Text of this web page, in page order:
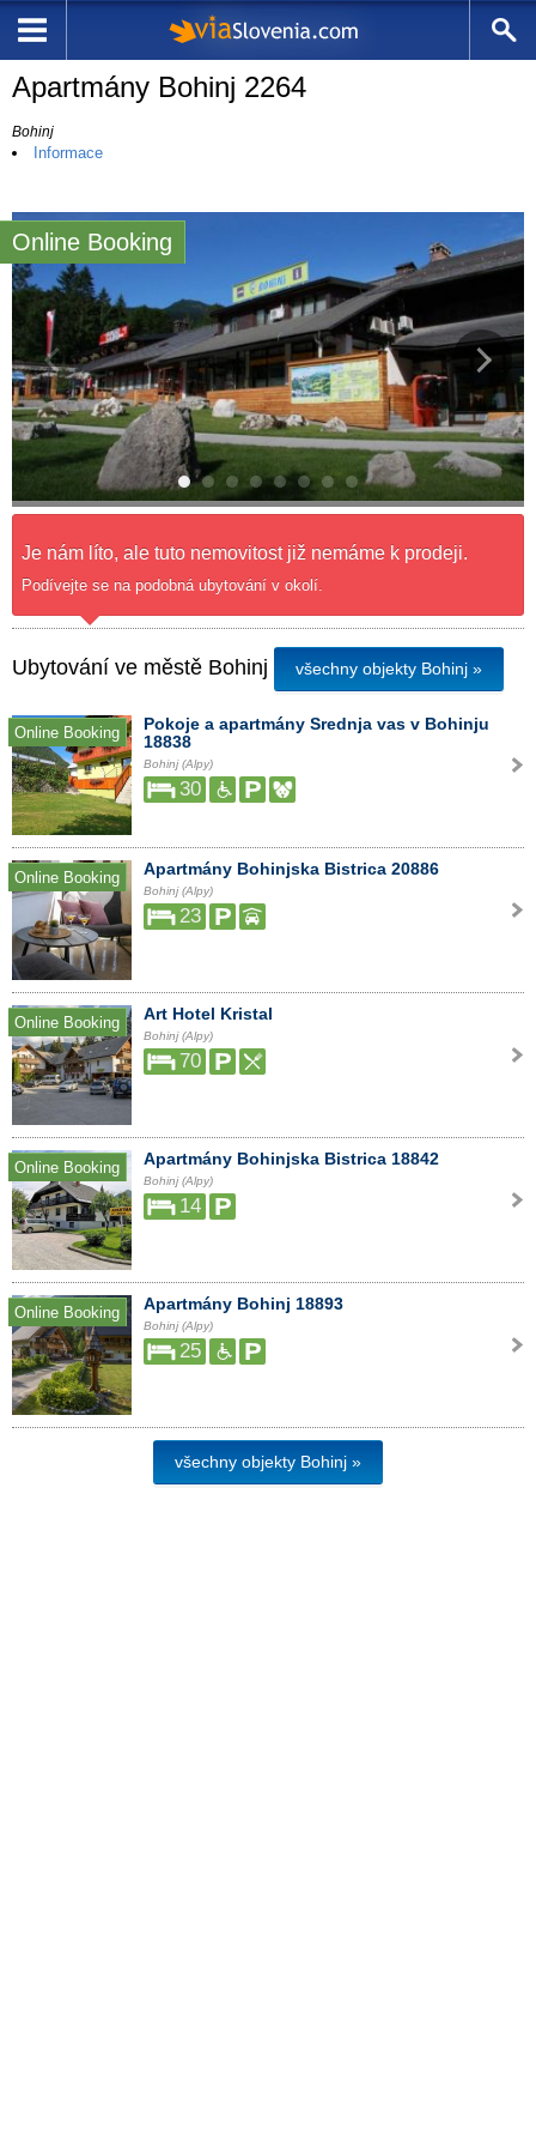
Apartmány Bohinj 2264
Bohinj
Informace
Online Booking
Je nám líto, ale tuto nemovitost již nemáme k prodeji.
Podívejte se na podobná ubytování v okolí.
Ubytování ve městě Bohinj všechny objekty Bohinj »
Online Booking
Pokoje a apartmány Srednja vas v Bohinju
18838
Bohinj (Alpy)
30
Online Booking Apartmány Bohinjska Bistrica 20886
Bohinj (Alpy)
23
Online Booking Art Hotel Kristal
Bohinj (Alpy)
70
Online Booking Apartmány Bohinjska Bistrica 18842
Bohinj (Alpy)
14
Online Booking Apartmány Bohinj 18893
Bohinj (Alpy)
25
všechny objekty Bohinj »